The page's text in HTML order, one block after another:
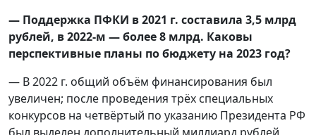
— Поддержка ПФКИ в 2021 г. составила 3,5 млрд
рублей, в 2022-м — более 8 млрд. Каковы
перспективные планы по бюджету на 2023 год?
— В 2022 г. общий объём финансирования был
увеличен; после проведения трёх специальных
конкурсов на четвёртый по указанию Президента РФ